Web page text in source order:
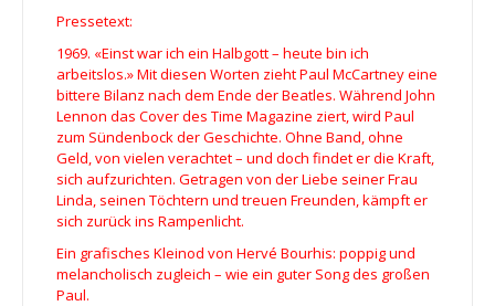
Pressetext:
1969. «Einst war ich ein Halbgott – heute bin ich
arbeitslos.» Mit diesen Worten zieht Paul McCartney eine
bittere Bilanz nach dem Ende der Beatles. Während John
Lennon das Cover des Time Magazine ziert, wird Paul
zum Sündenbock der Geschichte. Ohne Band, ohne
Geld, von vielen verachtet – und doch findet er die Kraft,
sich aufzurichten. Getragen von der Liebe seiner Frau
Linda, seinen Töchtern und treuen Freunden, kämpft er
sich zurück ins Rampenlicht.
Ein grafisches Kleinod von Hervé Bourhis: poppig und
melancholisch zugleich – wie ein guter Song des großen
Paul.